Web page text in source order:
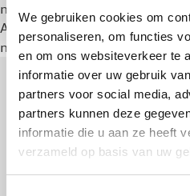
We gebruiken cookies om
personaliseren, om functies
en om ons websiteverkeer te
informatie over uw gebruik
partners voor social media,
partners kunnen deze
informatie die u aan ze heeft
verzameld op basis van uw
not a function
A rendering error occurred:
not a function